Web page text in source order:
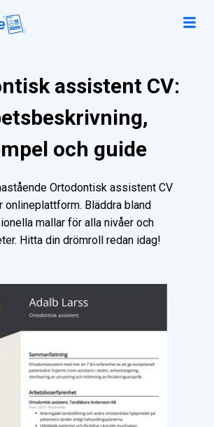
assistent CV:
och guide
Ortodontisk assistent CV
onlineplattform. Bläddra bland
mallar för alla nivåer och
Hitta din drömroll redan idag!